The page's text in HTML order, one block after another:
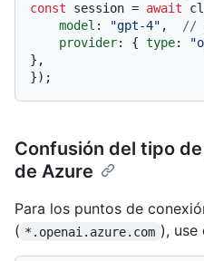
const session = await
model : "gpt-4" , //
provider: { type:
},
Confusión del tipo
de Azure
Para los puntos de
( *.openai.azure.com ),